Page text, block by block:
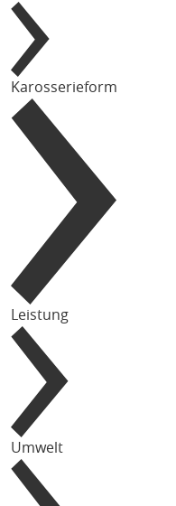
Karosserieform
Leistung
Umwelt